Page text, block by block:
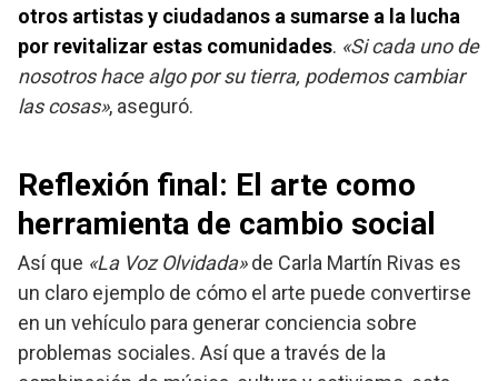
otros artistas y ciudadanos a sumarse a la lucha
por revitalizar estas comunidades. «Si cada uno de
nosotros hace algo por su tierra, podemos cambiar
las cosas», aseguró.
Reflexión final: El arte como
herramienta de cambio social
Así que «La Voz Olvidada»de Carla Martín Rivas es
un claro ejemplo de cómo el arte puede convertirse
en un vehículo para generar conciencia sobre
problemas sociales. Así que a través de la